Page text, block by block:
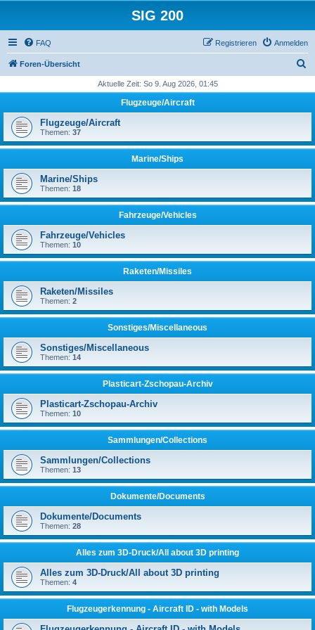
SIG 200
FAQ Anmelden
Registrieren
Foren-Übersicht
h
Aktuelle Zeit: So 9. Aug 2026, 01:45
Flugzeuge/Aircraft
Flugzeuge/Aircraft
Themen: 37
Marine/Ships
Marine/Ships
Themen: 18
Fahrzeuge/Vehicles
Fahrzeuge/Vehicles
Themen: 10
Raketen/Missiles
Raketen/Missiles
Themen: 2
Sonstiges/Miscellaneous
Sonstiges/Miscellaneous
Themen: 14
Plasticart-Zschopau-Archiv
Plasticart-Zschopau-Archiv
Themen: 10
Sammlungen/Collections
Sammlungen/Collections
Themen: 13
Dokumente/Documents
Dokumente/Documents
Themen: 28
Alles zum 3D-Druck/All about 3D printing
Alles zum 3D-Druck/All about 3D printing
Themen: 4
Flugzeugerkennung - Aircraft ID - with Models